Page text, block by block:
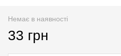
Немає в наявності
33 грн